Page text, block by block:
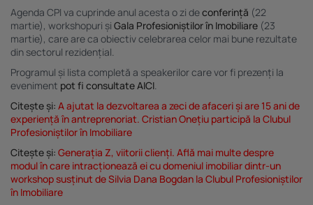
Agenda CPI va cuprinde anul acesta o zi deconferință (22
martie), workshopuri și Gala Profesioniștilor în Imobiliare (23
martie), care are ca obiectiv celebrarea celor mai bune rezultate
din sectorul rezidențial.
Programul și lista completă a speakerilor care vor fi prezenți la
eveniment pot fi consultate AICI.
Citește și: A ajutat la dezvoltarea a zeci de afaceri și are 15 ani de
experiență în antreprenoriat. Cristian Onețiu participă la Clubul
Profesioniștilor în Imobiliare
Citește și: Generația Z, viitorii clienți. Află mai multe despre
modul în care intracționează ei cu domeniul imobiliar dintr-un
workshop susținut de Silvia Dana Bogdan la Clubul Profesioniștilor
în Imobiliare